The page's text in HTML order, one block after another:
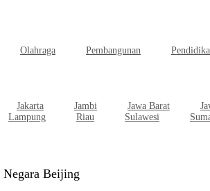
Olahraga Pembangunan
Jakarta Jambi Jawa Barat
Lampung Riau Sulawesi
Beijing